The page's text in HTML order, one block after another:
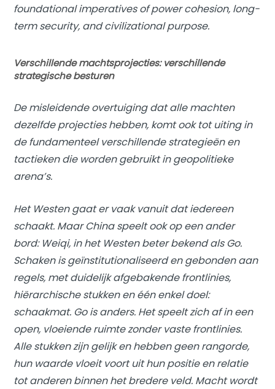
foundational imperatives of power cohesion, long-
term security, and civilizational purpose.
Verschillende machtsprojecties: verschillende
strategische besturen
De misleidende overtuiging dat alle machten
dezelfde projecties hebben, komt ook tot uiting in
de fundamenteel verschillende strategieën en
tactieken die worden gebruikt in geopolitieke
arena’s.
Het Westen gaat er vaak vanuit dat iedereen
schaakt. Maar China speelt ook op een ander
bord: Weiqi, in het Westen beter bekend als Go.
Schaken is geïnstitutionaliseerd en gebonden aan
regels, met duidelijk afgebakende frontlinies,
hiërarchische stukken en één enkel doel:
schaakmat. Go is anders. Het speelt zich af in een
open, vloeiende ruimte zonder vaste frontlinies.
Alle stukken zijn gelijk en hebben geen rangorde,
hun waarde vloeit voort uit hun positie en relatie
tot anderen binnen het bredere veld. Macht wordt